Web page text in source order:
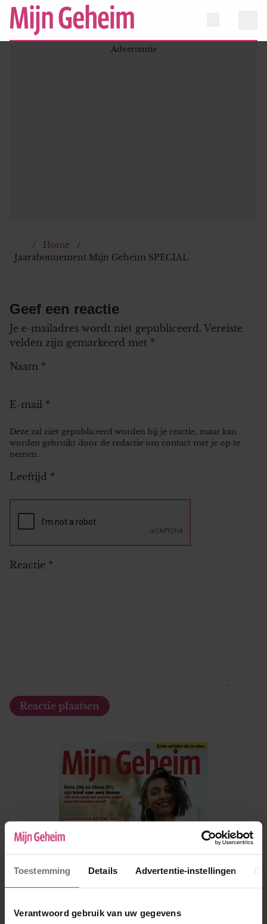
Toestemming Details Advertentie-instellingen
Verantwoord gebruik van uw gegevens
Home
Jaarabonnement Mijn Geheim SPECIAL
Geef een reactie
Je e-mailadres wordt niet gepubliceerd. Vereiste
velden zijn gemarkeerd met *
Naam *
E-mail *
Deze zal niet gepubliceerd worden bij je reactie, maar kan
worden gebruikt door de redactie om contact met je op te
nemen.
Leeftijd *
Reactie *